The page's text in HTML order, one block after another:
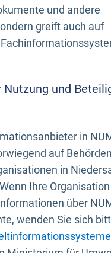
und andere
greift auch auf
Nutzung und
in
auf
in
Ihre
über
wenden Sie sich